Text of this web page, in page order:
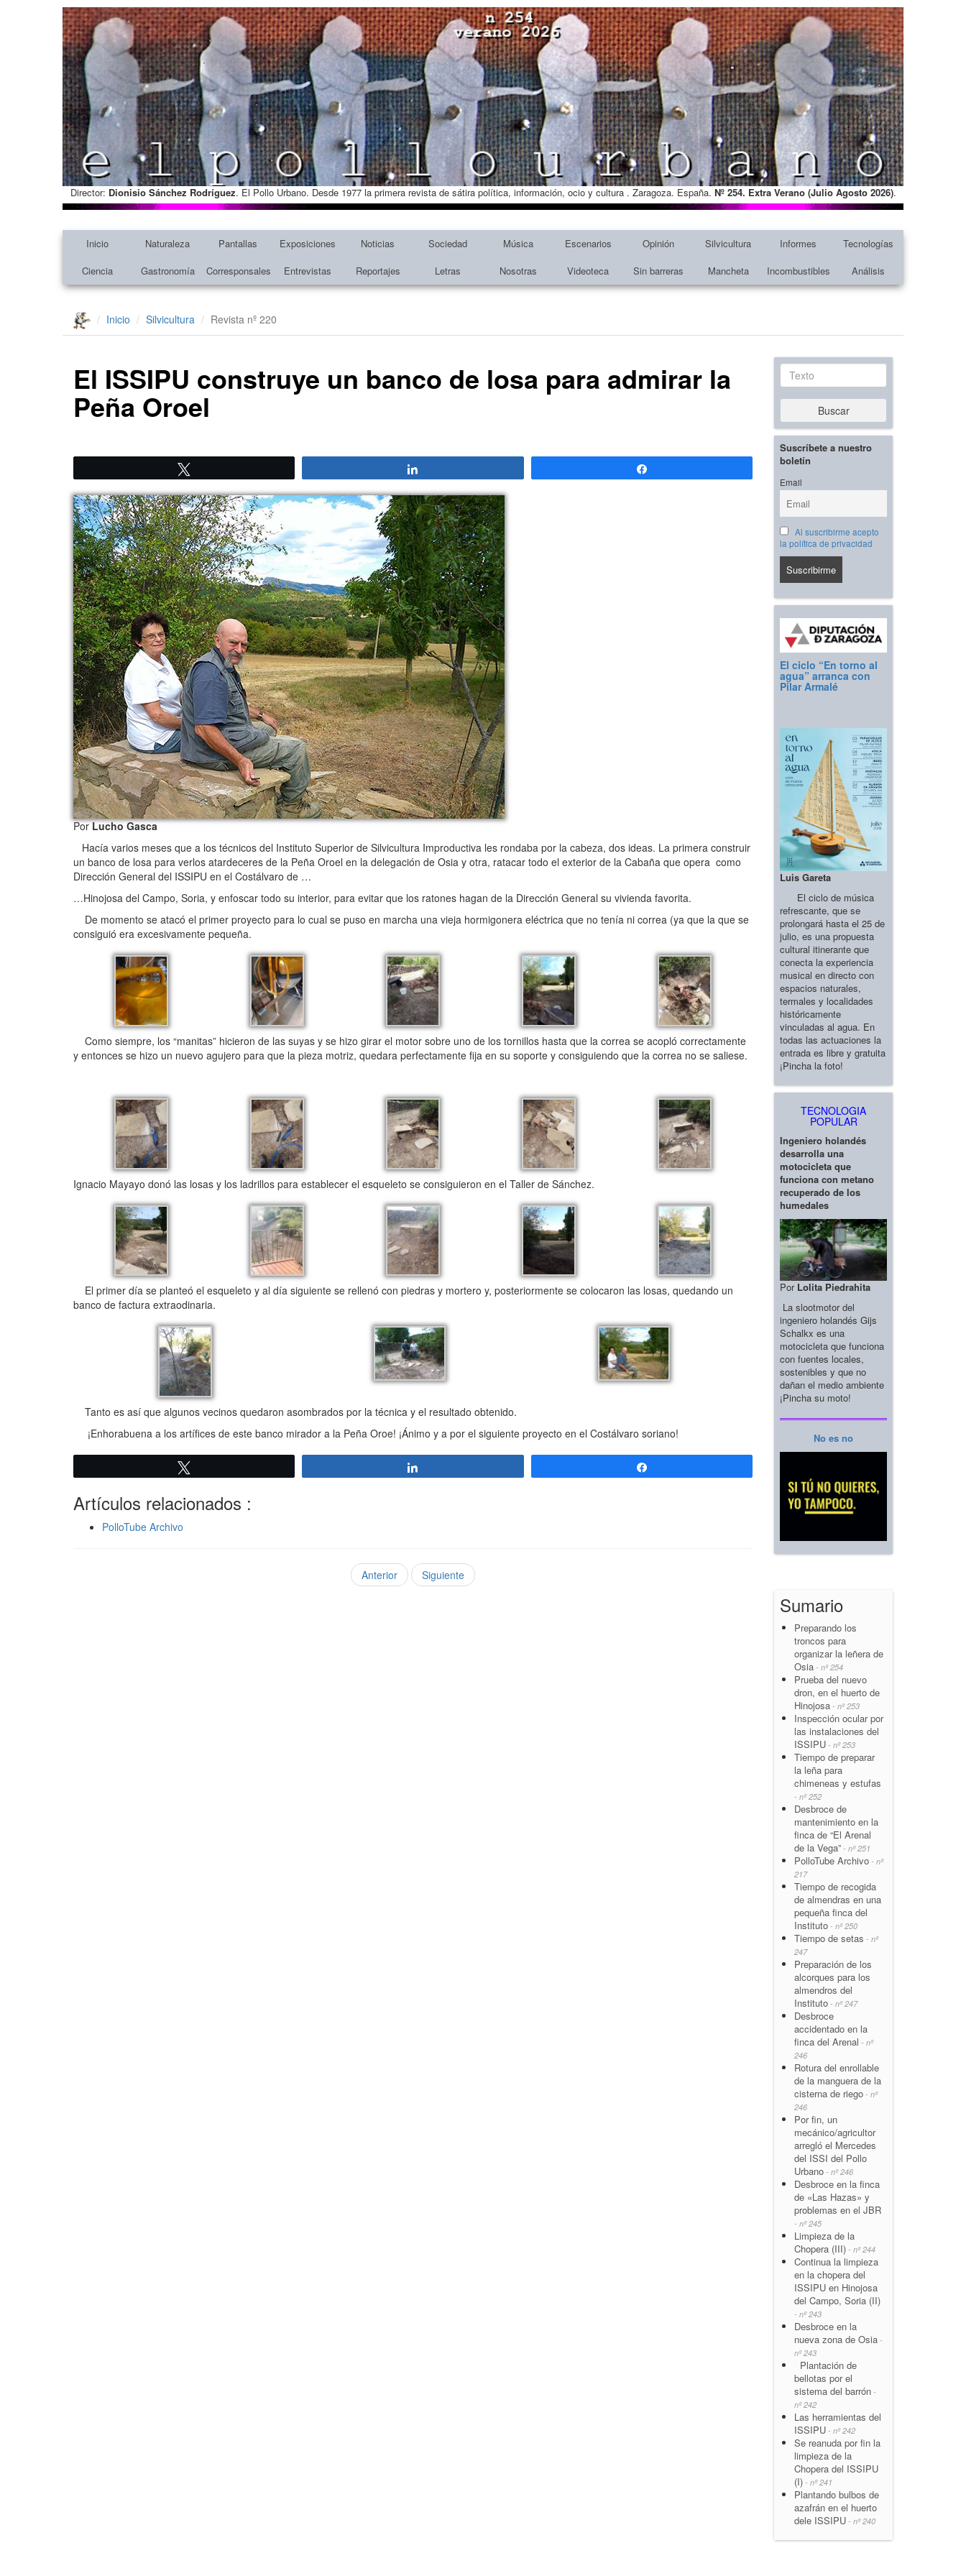
Director: Dionisio Sánchez Rodríguez. El Pollo Urbano. Desde 1977 la primera revista de sátira política, información, ocio y cultura . Zaragoza. España. Nº 254. Extra Verano (Julio Agosto 2026).
Inicio Naturaleza Pantallas Exposiciones Noticias Sociedad Música Escenarios Opinión Silvicultura Informes
Tecnologías
Ciencia
Gastronomía Corresponsales Entrevistas Reportajes Letras Nosotras Videoteca Sin barreras Mancheta Incombustibles Análisis
Inicio Silvicultura Revista nº 220
El ISSIPU construye un banco de losa para admirar la
Peña Oroel
PorLucho Gasca
Hacía varios meses que a los técnicos del Instituto Superior de Silvicultura Improductiva les rondaba por la cabeza, dos ideas. La primera construir
un banco de losa para verlos atardeceres de la Peña Oroel en la delegación de Osia y otra, ratacar todo el exterior de la Cabaña que opera como
Dirección General del ISSIPU en el Costálvaro de …
…Hinojosa del Campo, Soria, y enfoscar todo su interior, para evitar que los ratones hagan de la Dirección General su vivienda favorita.
De momento se atacó el primer proyecto para lo cual se puso en marcha una vieja hormigonera eléctrica que no tenía ni correa (ya que la que se
consiguió era excesivamente pequeña.
Como siempre, los “manitas” hicieron de las suyas y se hizo girar el motor sobre uno de los tornillos hasta que la correa se acopló correctamente
y entonces se hizo un nuevo agujero para que la pieza motriz, quedara perfectamente fija en su soporte y consiguiendo que la correa no se saliese.
Ignacio Mayayo donó las losas y los ladrillos para establecer el esqueleto se consiguieron en el Taller de Sánchez.
El primer día se planteó el esqueleto y al día siguiente se rellenó con piedras y mortero y, posteriormente se colocaron las losas, quedando un
banco de factura extraodinaria.
Tanto es así que algunos vecinos quedaron asombrados por la técnica y el resultado obtenido.
¡Enhorabuena a los artífices de este banco mirador a la Peña Oroe! ¡Ánimo y a por el siguiente proyecto en el Costálvaro soriano!
Artículos relacionados :
PolloTube Archivo
Anterior Siguiente
Texto
Buscar
Suscríbete a nuestro
boletín
Email
Al suscribirme acepto
la política de privacidad
El ciclo “En torno al
agua” arranca con
Pilar Armalé
Luis Gareta
El ciclo de música
refrescante, que se
prolongará hasta el 25 de
julio, es una propuesta
cultural itinerante que
conecta la experiencia
musical en directo con
espacios naturales,
termales y localidades
históricamente
vinculadas al agua. En
todas las actuaciones la
entrada es libre y gratuita
¡Pincha la foto!
TECNOLOGIA
POPULAR
Ingeniero holandés
desarrolla una
motocicleta que
funciona con metano
recuperado de los
humedales
Por Lolita Piedrahita
La slootmotor del
ingeniero holandés Gijs
Schalkx es una
motocicleta que funciona
con fuentes locales,
sostenibles y que no
dañan el medio ambiente
¡Pincha su moto!
No es no
Sumario
Preparando los
troncos para
organizar la leñera de
Osia - nº 254
Prueba del nuevo
dron, en el huerto de
Hinojosa - nº 253
Inspección ocular por
las instalaciones del
ISSIPU - nº 253
Tiempo de preparar
la leña para
chimeneas y estufas
- nº 252
Desbroce de
mantenimiento en la
finca de “El Arenal
de la Vega” - nº 251
PolloTube Archivo - nº
217
Tiempo de recogida
de almendras en una
pequeña finca del
Instituto - nº 250
Tiempo de setas - nº
247
Preparación de los
alcorques para los
almendros del
Instituto - nº 247
Desbroce
accidentado en la
finca del Arenal - nº
246
Rotura del enrollable
de la manguera de la
cisterna de riego - nº
246
Por fin, un
mecánico/agricultor
arregló el Mercedes
del ISSI del Pollo
Urbano - nº 246
Desbroce en la finca
de «Las Hazas» y
problemas en el JBR
- nº 245
Limpieza de la
Chopera (III) - nº 244
Continua la limpieza
en la chopera del
ISSIPU en Hinojosa
del Campo, Soria (II)
- nº 243
Desbroce en la
nueva zona de Osia -
nº 243
Plantación de
bellotas por el
sistema del barrón -
nº 242
Las herramientas del
ISSIPU - nº 242
Se reanuda por fin la
limpieza de la
Chopera del ISSIPU
(I) - nº 241
Plantando bulbos de
azafrán en el huerto
dele ISSIPU - nº 240